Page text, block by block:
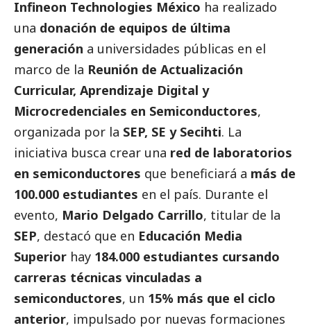
Infineon Technologies México ha realizado
una donación de equipos de última
generación a universidades públicas en el
marco de la Reunión de Actualización
Curricular, Aprendizaje Digital y
Microcredenciales en Semiconductores,
organizada por la SEP, SE y Secihti. La
iniciativa busca crear una red de laboratorios
en semiconductores que beneficiará a más de
100.000 estudiantes en el país. Durante el
evento, Mario Delgado Carrillo, titular de la
SEP, destacó que en Educación Media
Superior hay 184.000 estudiantes cursando
carreras técnicas vinculadas a
semiconductores, un 15% más que el ciclo
anterior, impulsado por nuevas formaciones